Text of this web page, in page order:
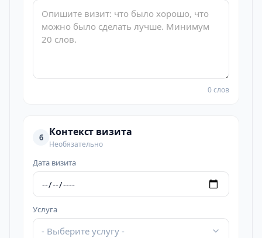
0 слов
6 Контекст визита
Необязательно
Дата визита
Услуга
- Выберите услугу -